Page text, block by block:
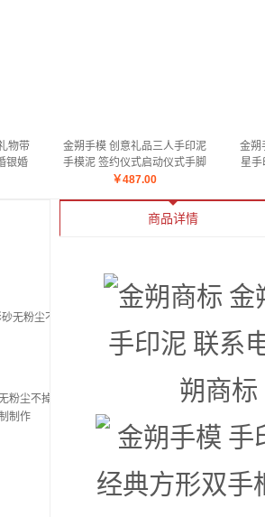
物带
银婚
物
金朔手模 创意礼品三人手印泥
手模泥 签约仪式启动仪式手脚
印团队建设奖品团队游戏创意
￥487.00
金朔
星
粉尘不掉色金
制作
商品详情